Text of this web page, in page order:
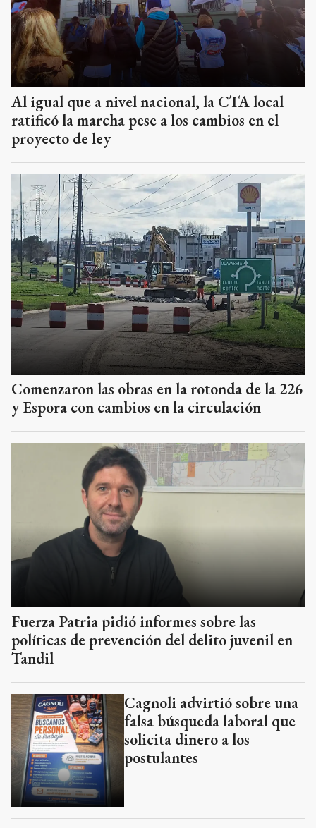
Al igual que a nivel nacional, la CTA local
ratificó la marcha pese a los cambios en el
proyecto de ley
Comenzaron las obras en la rotonda de la 226
y Espora con cambios en la circulación
Fuerza Patria pidió informes sobre las
políticas de prevención del delito juvenil en
Tandil
Cagnoli advirtió sobre una
falsa búsqueda laboral que
solicita dinero a los
postulantes